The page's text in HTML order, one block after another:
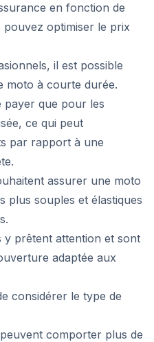
en fonction de
optimiser le prix
il est possible
moto à courte durée.
payer que pour les
ce qui peut
par rapport à une
assurer une moto
plus souples et élastiques
y prêtent attention et sont
adaptée aux
considérer le type de
comporter plus de